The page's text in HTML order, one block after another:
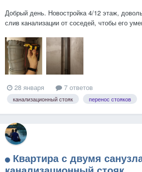
Добрый день. Новостройка 4/12 этаж,
слив канализации от соседей, чтобы его
трубы и у видел там два уголка на 15°.
более 3 см между нижней и верхней т...
28 января 7 ответов
канализационный стояк перенос стояков
Квартира с двумя